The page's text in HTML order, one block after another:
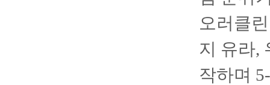
오러클
지 유라,
작하며